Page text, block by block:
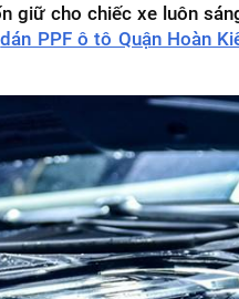
giữ cho chiếc xe luôn
dán PPF ô tô Quận Hoàn